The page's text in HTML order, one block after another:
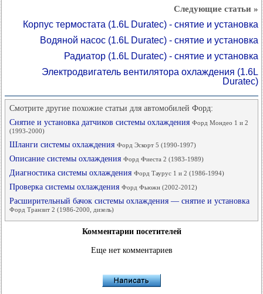
Следующие статьи »
Корпус термостата (1.6L Duratec) - снятие и установка
Водяной насос (1.6L Duratec) - снятие и установка
Радиатор (1.6L Duratec) - снятие и установка
Электродвигатель вентилятора охлаждения (1.6L
Duratec)
Смотрите другие похожие статьи для автомобилей Форд:
Снятие и установка датчиков системы охлаждения Форд Мондео 1 и 2
(1993-2000)
Шланги системы охлаждения Форд Эскорт 5 (1990-1997)
Описание системы охлаждения Форд Фиеста 2 (1983-1989)
Диагностика системы охлаждения Форд Таурус 1 и 2 (1986-1994)
Проверка системы охлаждения Форд Фьюжн (2002-2012)
Расширительный бачок системы охлаждения — снятие и установка
Форд Транзит 2 (1986-2000, дизель)
Комментарии посетителей
Еще нет комментариев